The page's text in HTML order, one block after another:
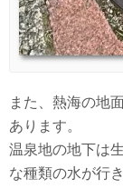
また、熱海の地
あります。
温泉地の地下は
な種類の水が行